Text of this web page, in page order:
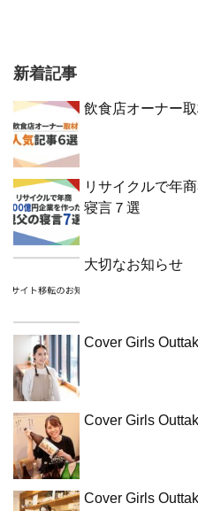
新着記事
飲食店オーナー
リサイクルで年
寝言７選
大切なお知らせ
Cover Girls
Cover Girls
Cover Girls